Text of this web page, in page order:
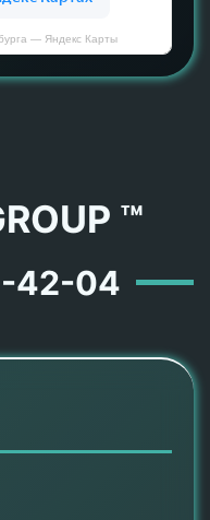
— Яндекс Карты
™
42-04